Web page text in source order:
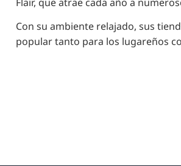
Con su ambiente relajado, sus
popular tanto para los lugareños